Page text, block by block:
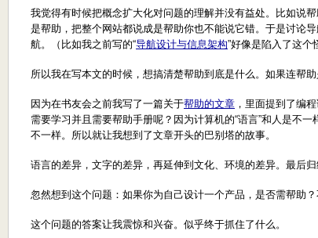
我觉得有时候把概念扩大化对问题的理解并没有益处。比如说
是帮助，把整个网站都说成是帮助你也不能说它错。于是讨论
航。（比如我之前写的“导航设计与信息架构”好像是陷入了这个
所以我在写本文的时候，想搞清楚帮助到底是什么。如果连帮
因为在书友会之前我写了一篇关于帮助的文章 ，里面提到了编
需要学习并且需要帮助手册呢？因为计算机的“语言”和人是不
不一样。所以就让我想到了文章开头的巴别塔的故事。
语言的差异，文字的差异，再延伸到文化、环境的差异。最后
忽然想到这个问题：如果你为自己设计一个产品，是否需帮助
这个问题的答案让我震惊和兴奋。似乎终于抓住了什么。